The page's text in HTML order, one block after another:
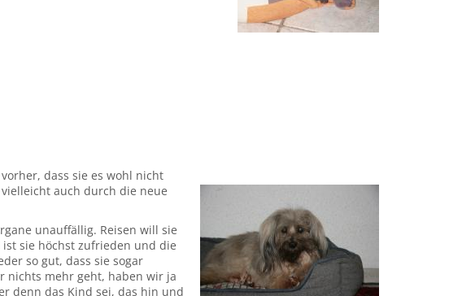
dass sie es wohl nicht
auch durch die neue
unauffällig. Reisen will sie
sie höchst zufrieden und die
so gut, dass sie sogar
nichts mehr geht, haben wir ja
denn das Kind sei, das hin und